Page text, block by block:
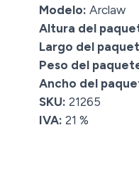
Modelo: Arclaw
Altura del
Largo del
Peso del
Ancho del
SKU: 21265
IVA: 21 %